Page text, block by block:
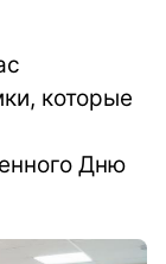
которые
Дню